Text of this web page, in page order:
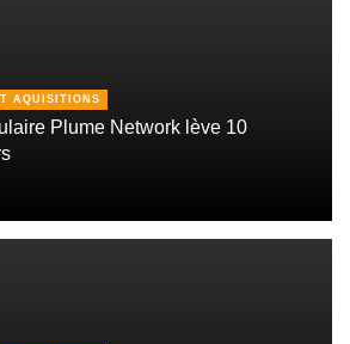
AQUISITIONS
Plume Network lève 10